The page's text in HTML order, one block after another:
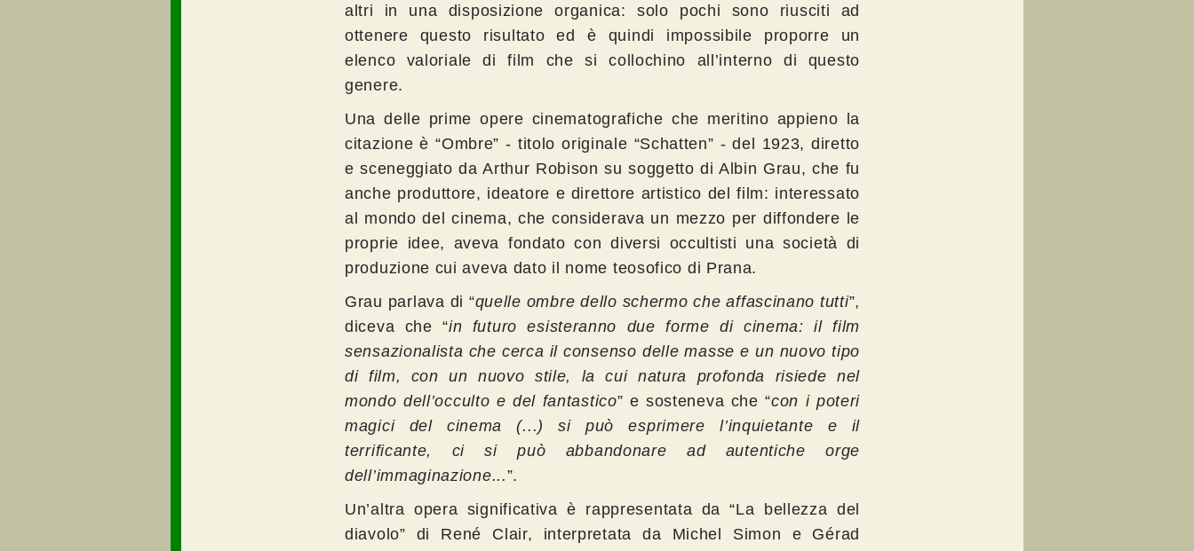
altri in una disposizione organica: solo pochi sono riusciti ad
ottenere questo risultato ed è quindi impossibile proporre un
elenco valoriale di film che si collochino all’interno di questo
genere.
Una delle prime opere cinematografiche che meritino appieno la
citazione è “Ombre” - titolo originale “Schatten” - del 1923, diretto
e sceneggiato da Arthur Robison su soggetto di Albin Grau, che fu
anche produttore, ideatore e direttore artistico del film: interessato
al mondo del cinema, che considerava un mezzo per diffondere le
proprie idee, aveva fondato con diversi occultisti una società di
produzione cui aveva dato il nome teosofico di Prana.
Grau parlava di “quelle ombre dello schermo che affascinano tutti”,
diceva che “in futuro esisteranno due forme di cinema: il film
sensazionalista che cerca il consenso delle masse e un nuovo tipo
di film, con un nuovo stile, la cui natura profonda risiede nel
mondo dell’occulto e del fantastico” e sosteneva che “con i poteri
magici del cinema (...) si può esprimere l’inquietante e il
terrificante, ci si può abbandonare ad autentiche orge
dell’immaginazione...”.
Un’altra opera significativa è rappresentata da “La bellezza del
diavolo” di René Clair, interpretata da Michel Simon e Gérad